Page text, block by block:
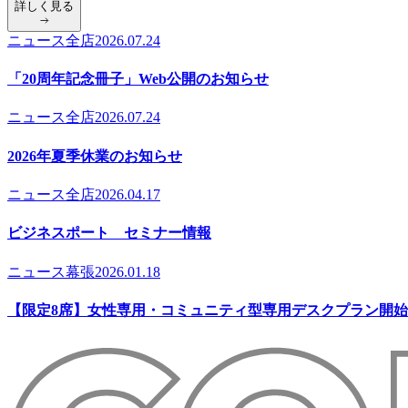
詳しく見る
ニュース全店2026.07.24
「20周年記念冊子」Web公開のお知らせ
ニュース全店2026.07.24
2026年夏季休業のお知らせ
ニュース全店2026.04.17
ビジネスポート セミナー情報
ニュース幕張2026.01.18
【限定8席】女性専用・コミュニティ型専用デスクプラン開始